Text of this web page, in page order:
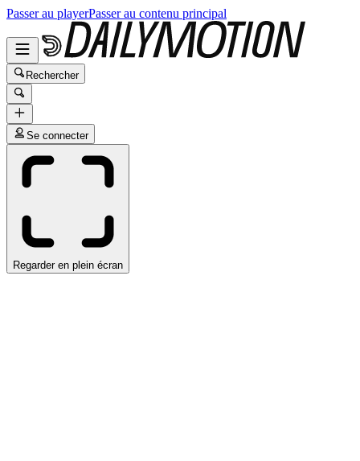
Passer au playerPasser au contenu principal
Rechercher
Se connecter
Regarder en plein écran